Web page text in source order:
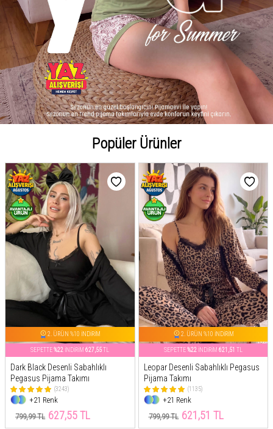
Popüler Ürünler
2. ÜRÜN %10 İNDİRİM
SEPETTE%22 İNDİRİM627,55TL
Dark Black Desenli Sabahlıklı
Pegasus Pijama Takımı
(3243)
+21 Renk
799,99 TL 627,55 TL
2. ÜRÜN %10 İNDİRİM
SEPETTE%22İNDİRİM 621,51 TL
Leopar Desenli Sabahlıklı Pegasus
Pijama Takımı
(1135)
+21 Renk
799,99 TL 621,51 TL